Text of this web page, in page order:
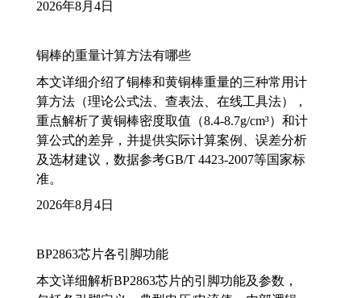
2026年8月4日
铜棒的重量计算方法有哪些
本文详细介绍了铜棒和黄铜棒重量的三种常用计
算方法（理论公式法、查表法、在线工具法），
重点解析了黄铜棒密度取值（8.4-8.7g/cm³）和计
算公式的差异，并提供实际计算案例、误差分析
及选材建议，数据参考GB/T 4423-2007等国家标
准。
2026年8月4日
BP2863芯片各引脚功能
本文详细解析BP2863芯片的引脚功能及参数，